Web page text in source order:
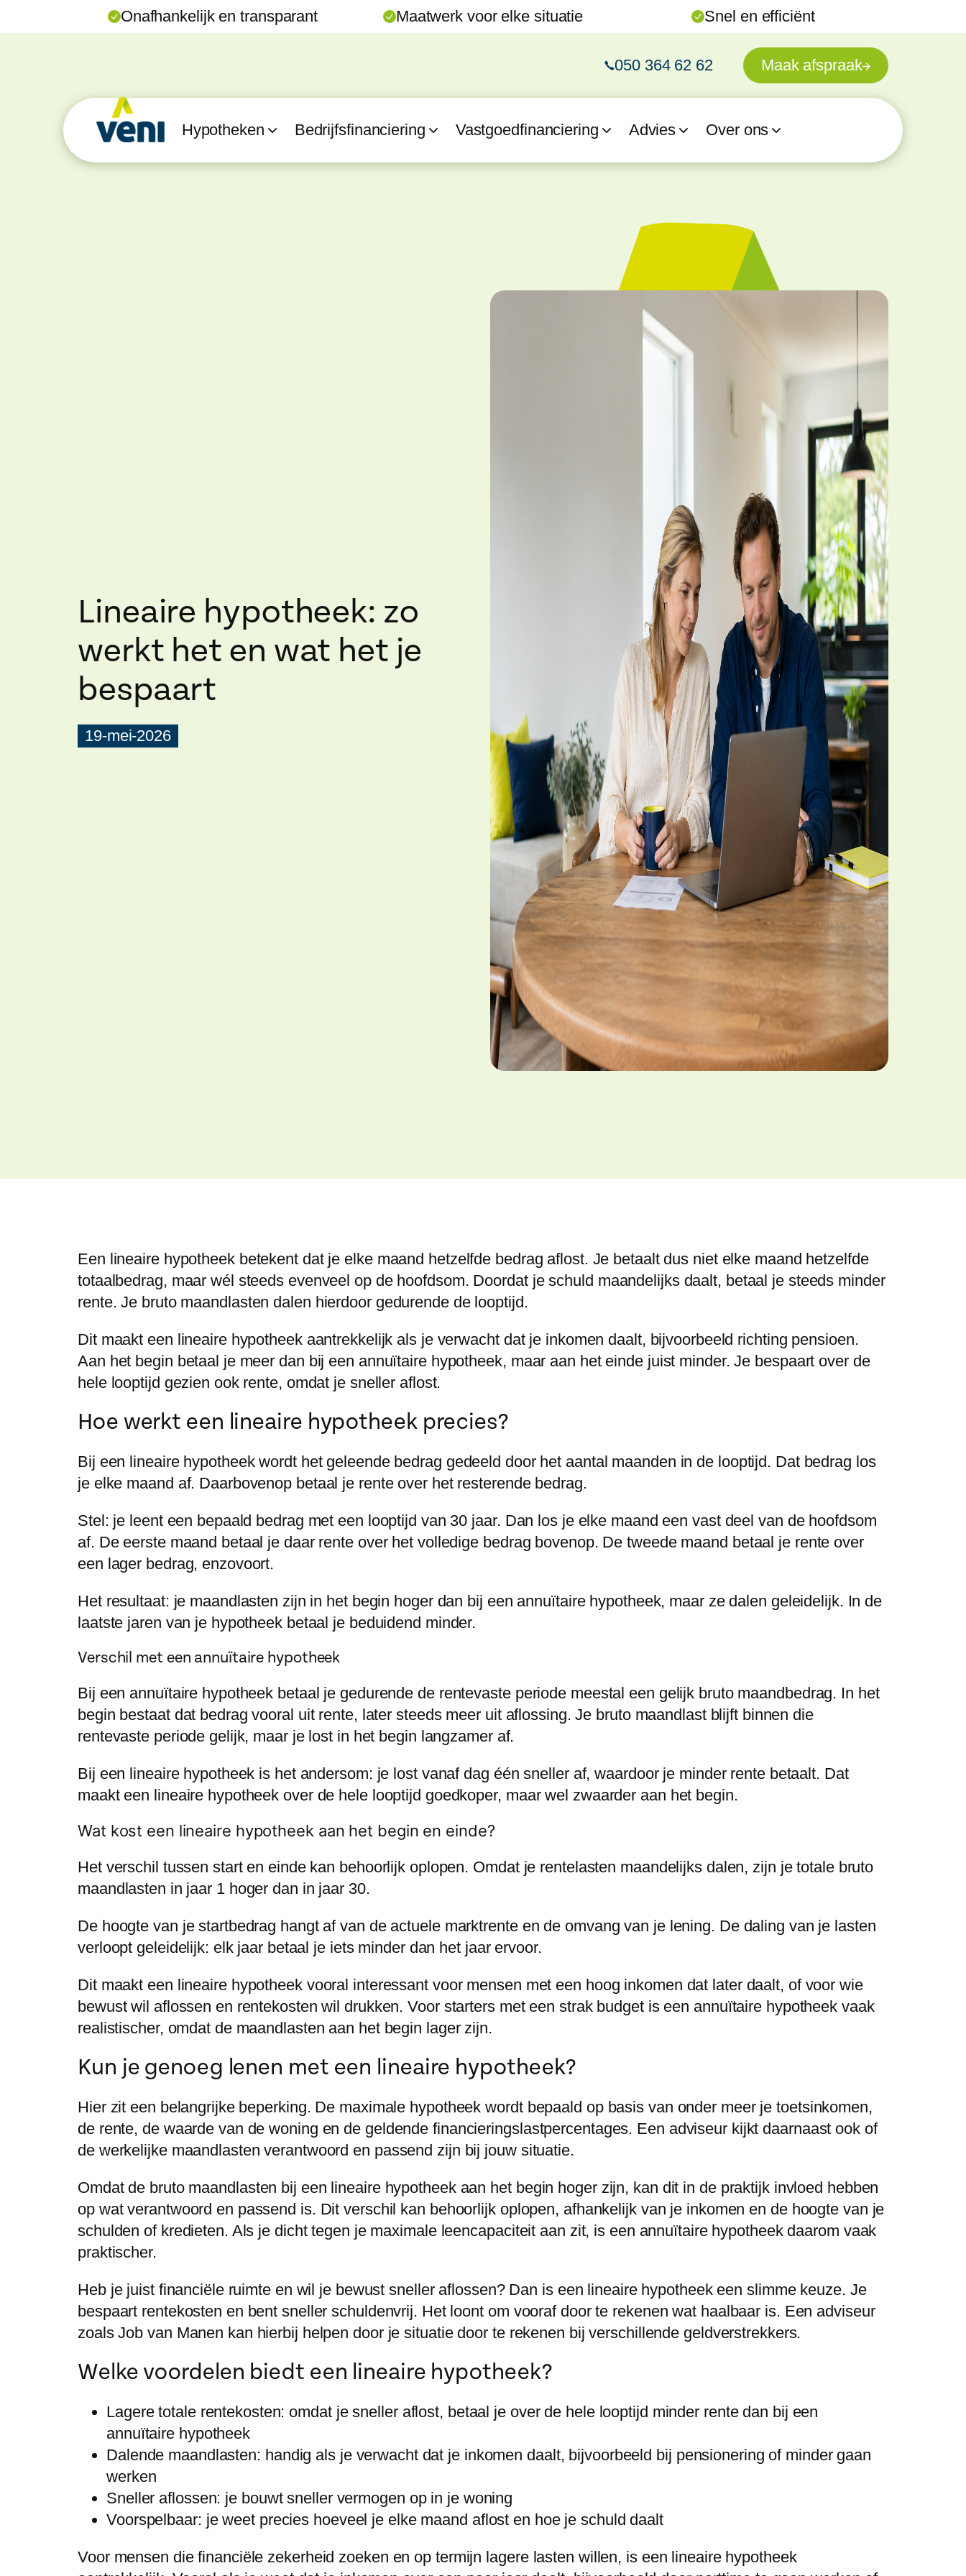
Onafhankelijk en transparant Maatwerk voor elke situatie Snel en efficiënt
050 364 62 62 Maak afspraak
Hypotheken Bedrijfsfinanciering Vastgoedfinanciering Advies Over ons
Lineaire hypotheek: zo
werkt het en wat het je
bespaart
19-mei-2026
Een lineaire hypotheekbetekent dat je elke maand hetzelfde bedrag aflost. Je betaalt dus niet elke maand hetzelfde
totaalbedrag, maar wél steeds evenveel op de hoofdsom. Doordat je schuld maandelijks daalt, betaal je steeds minder
rente. Je brutomaandlasten dalen hierdoor gedurende de looptijd.
Dit maakt een lineaire hypotheek aantrekkelijk als je verwacht dat je inkomen daalt, bijvoorbeeld richting pensioen.
Aan het begin betaal je meer dan bij een annuïtaire hypotheek, maar aan het einde juist minder. Je bespaart over de
hele looptijd gezien ook rente, omdat je sneller aflost.
Hoe werkt een lineaire hypotheek precies?
Bij een lineaire hypotheekwordt het geleende bedrag gedeeld door het aantal maanden in de looptijd. Dat bedrag los
je elke maand af. Daarbovenop betaal je rente over het resterende bedrag.
Stel: je leent een bepaald bedrag met een looptijd van 30 jaar. Dan los je elke maand een vast deel van de hoofdsom
af. De eerste maand betaal je daar rente over het volledige bedrag bovenop. De tweede maand betaal je rente over
een lager bedrag, enzovoort.
Het resultaat: je maandlasten zijn in het begin hoger dan bij een annuïtaire hypotheek, maar ze dalen geleidelijk. In de
laatste jaren van je hypotheek betaal je beduidend minder.
Verschil met een annuïtaire hypotheek
Bij een annuïtaire hypotheek betaal je gedurende de rentevaste periode meestal een gelijk bruto maandbedrag. In het
begin bestaat dat bedrag vooral uit rente, later steeds meer uit aflossing. Je bruto maandlast blijft binnen die
rentevaste periode gelijk, maar je lost in het begin langzamer af.
Bij een lineaire hypotheek is het andersom: je lost vanaf dag één sneller af, waardoor je minder rente betaalt. Dat
maakt een lineaire hypotheek over de hele looptijd goedkoper, maar wel zwaarder aan het begin.
Wat kost een lineaire hypotheek aan het begin en einde?
Het verschil tussen start en einde kan behoorlijk oplopen. Omdat je rentelasten maandelijks dalen, zijn je totale bruto
maandlasten in jaar 1 hoger dan in jaar 30.
De hoogte van je startbedrag hangt af van de actuele marktrente en de omvang van je lening. De daling van je lasten
verloopt geleidelijk: elk jaar betaal je iets minder dan het jaar ervoor.
Dit maakt een lineaire hypotheekvooral interessant voor mensen met een hoog inkomen dat later daalt, of voor wie
bewust wil aflossen en rentekosten wil drukken. Voor starters met een strak budget is een annuïtaire hypotheek vaak
realistischer, omdat de maandlasten aan het begin lager zijn.
Kun je genoeg lenen met een lineaire hypotheek?
Hier zit een belangrijke beperking. De maximale hypotheek wordt bepaald op basis van onder meer je toetsinkomen,
de rente, de waarde van de woning en de geldende financieringslastpercentages. Een adviseur kijkt daarnaast ook of
de werkelijke maandlasten verantwoord en passend zijn bij jouw situatie.
Omdat de bruto maandlasten bij een lineaire hypotheek aan het begin hoger zijn, kan dit in de praktijk invloed hebben
op wat verantwoord en passend is. Dit verschil kan behoorlijk oplopen, afhankelijk van je inkomen en de hoogte van je
schulden of kredieten. Als je dicht tegen je maximale leencapaciteit aan zit, is een annuïtaire hypotheek daarom vaak
praktischer.
Heb je juist financiële ruimte en wil je bewust sneller aflossen? Dan is een lineaire hypotheek een slimme keuze. Je
bespaart rentekosten en bent sneller schuldenvrij. Het loont om vooraf door te rekenen wat haalbaar is. Een adviseur
zoals Job van Manen kan hierbij helpen door je situatie door te rekenen bij verschillende geldverstrekkers.
Welke voordelen biedt een lineaire hypotheek?
Lagere totale rentekosten: omdat je sneller aflost, betaal je over de hele looptijd minder rente dan bij een
annuïtaire hypotheek
Dalende maandlasten: handig als je verwacht dat je inkomen daalt, bijvoorbeeld bij pensionering of minder gaan
werken
Sneller aflossen: je bouwt sneller vermogen op in je woning
Voorspelbaar: je weet precies hoeveel je elke maand aflost en hoe je schuld daalt
Voor mensen die financiële zekerheid zoeken en op termijn lagere lasten willen, is een lineaire hypotheek